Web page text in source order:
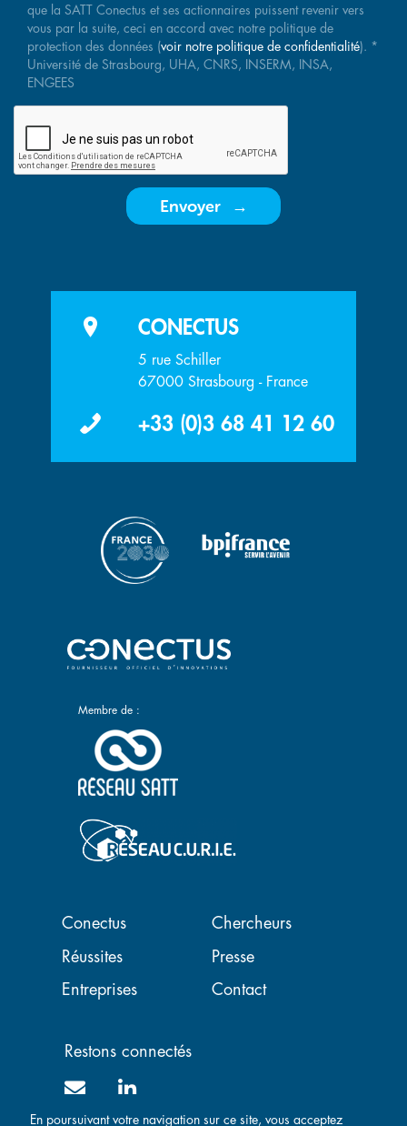
que la SATT Conectus et ses actionnaires puissent revenir vers
vous par la suite, ceci en accord avec notre politique de
protection des données (voir notre politique de confidentialité). *
Université de Strasbourg, UHA, CNRS, INSERM, INSA,
ENGEES
Envoyer
CONECTUS
5 rue Schiller
67000 Strasbourg - France
+33 (0)3 68 41 12 60
Membre de :
Navigation principale
Conectus
Réussites
Entreprises
Chercheurs
Presse
Contact
Restons connectés
En poursuivant votre navigation sur ce site, vous acceptez